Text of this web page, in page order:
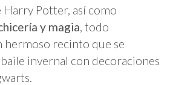
Harry Potter, así como
y magia, todo
hermoso recinto que se
invernal con decoraciones